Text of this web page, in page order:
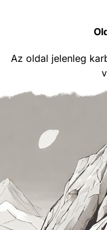
Az oldal jelenleg